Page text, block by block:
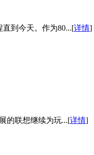
直到今天。作为80...[详情]
的联想继续为玩...[详情]